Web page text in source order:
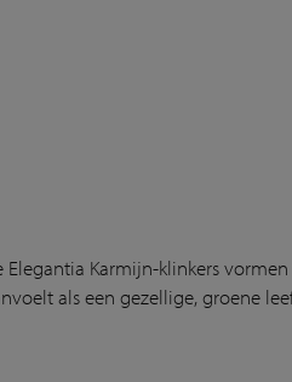
Elegantia Karmijn-klinkers
als een gezellige, groene